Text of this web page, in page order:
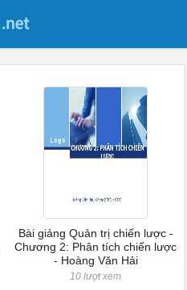
Bài giảng Quản trị chiến lược -
Chương 2: Phân tích chiến lược
- Hoàng Văn Hải
10 lượt xem